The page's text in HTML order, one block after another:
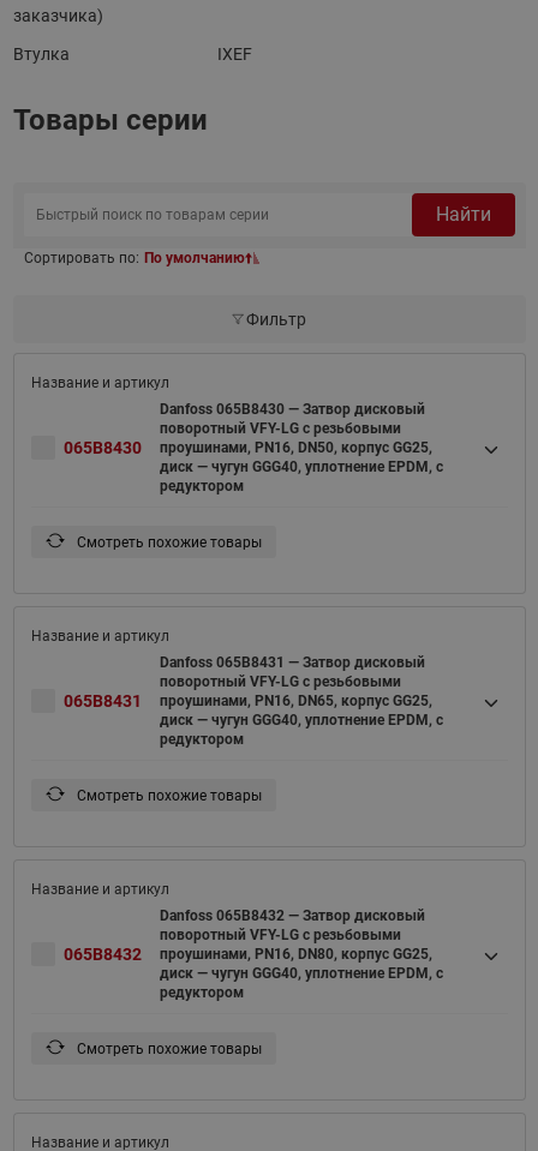
заказчика)
Втулка
IXEF
Товары серии
Найти
Сортировать по: По умолчанию
Фильтр
065B8430
Danfoss 065B8430 — Затвор дисковый
поворотный VFY-LG с резьбовыми
проушинами, PN16, DN50, корпус GG25,
диск — чугун GGG40, уплотнение EPDM, с
редуктором
Смотреть похожие товары
065B8431
Danfoss 065B8431 — Затвор дисковый
поворотный VFY-LG с резьбовыми
проушинами, PN16, DN65, корпус GG25,
диск — чугун GGG40, уплотнение EPDM, с
редуктором
Смотреть похожие товары
065B8432
Danfoss 065B8432 — Затвор дисковый
поворотный VFY-LG с резьбовыми
проушинами, PN16, DN80, корпус GG25,
диск — чугун GGG40, уплотнение EPDM, с
редуктором
Смотреть похожие товары